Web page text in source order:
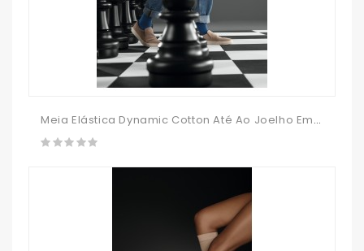
Meia Elástica Dynamic Cotton Até Ao Joelho Em Algodão (muito Resistente)